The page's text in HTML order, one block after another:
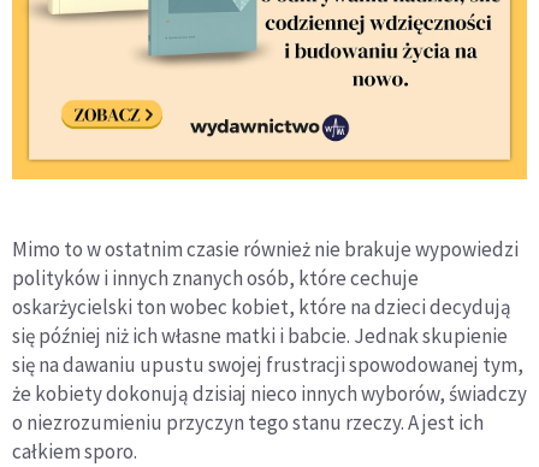
Mimo to w ostatnim czasie również nie brakuje wypowiedzi
polityków i innych znanych osób, które cechuje
oskarżycielski ton wobec kobiet, które na dzieci decydują
się później niż ich własne matki i babcie. Jednak skupienie
się na dawaniu upustu swojej frustracji spowodowanej tym,
że kobiety dokonują dzisiaj nieco innych wyborów, świadczy
o niezrozumieniu przyczyn tego stanu rzeczy. A jest ich
całkiem sporo.